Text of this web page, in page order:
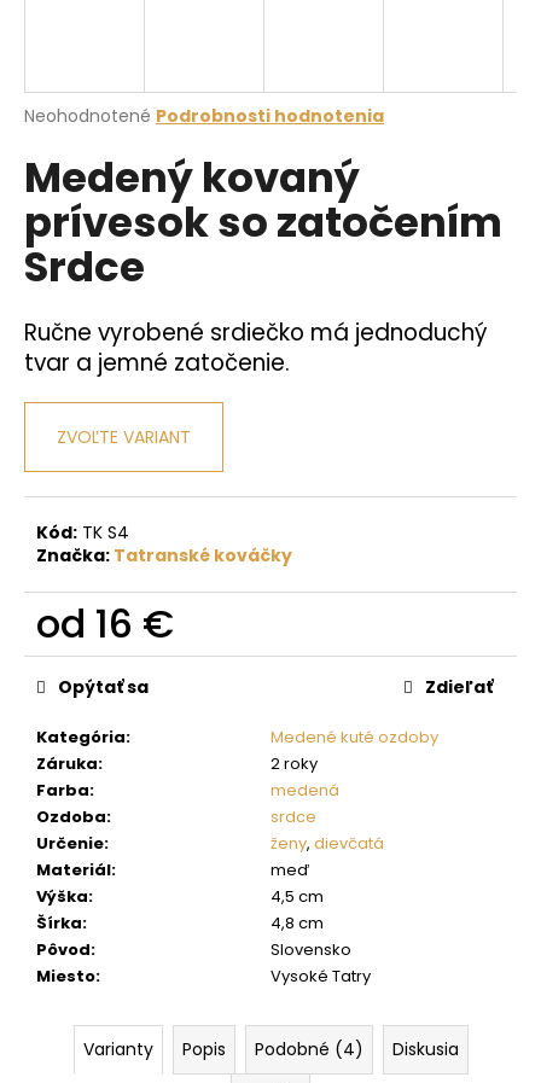
Priemerné
produktu
je
5
hviezdičiek.
Neohodnotené Podrobnosti hodnotenia
Medený kovaný
prívesok so zatočením
Srdce
Ručne vyrobené srdiečko má jednoduchý
tvar a jemné zatočenie.
ZVOĽTE VARIANT
Kód: TK S4
Značka: Tatranské kováčky
od 16 €
Jednotková
cena:
Kategória:
Medené kuté ozdoby
Záruka:
2 roky
Farba:
medená
Ozdoba:
srdce
Určenie: ženy, dievčatá
Materiál:
meď
Výška:
4,5 cm
Šírka:
4,8 cm
Pôvod:
Slovensko
Miesto: Vysoké Tatry
Opýtať sa Zdieľať
Varianty Popis Podobné (4)
Diskusia
s
ť
?
d
o
r
ú
č
a
m
e